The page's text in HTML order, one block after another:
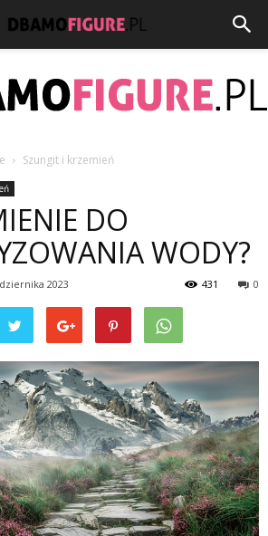
Szungit i krzemień
DO
WODY?
2023 0
431